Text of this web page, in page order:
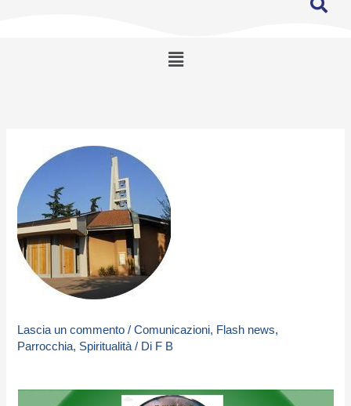
Menu
Lascia un commento /Comunicazioni, Flash news,
Parrocchia, Spiritualità/ Di F B